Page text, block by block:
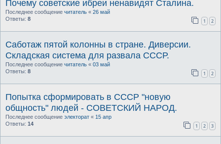
Почему советские ибреи ненавидят Сталина.
Последнее сообщение читатель « 26 май
Ответы: 8 1 2
Саботаж пятой колонны в стране. Диверсии.
Складская система для развала СССР.
Последнее сообщение читатель « 03 май
Ответы: 8 1 2
Попытка сформировать в СССР "новую
общность" людей - СОВЕТСКИЙ НАРОД.
Последнее сообщение электорат « 15 апр
Ответы: 14 1 2 3